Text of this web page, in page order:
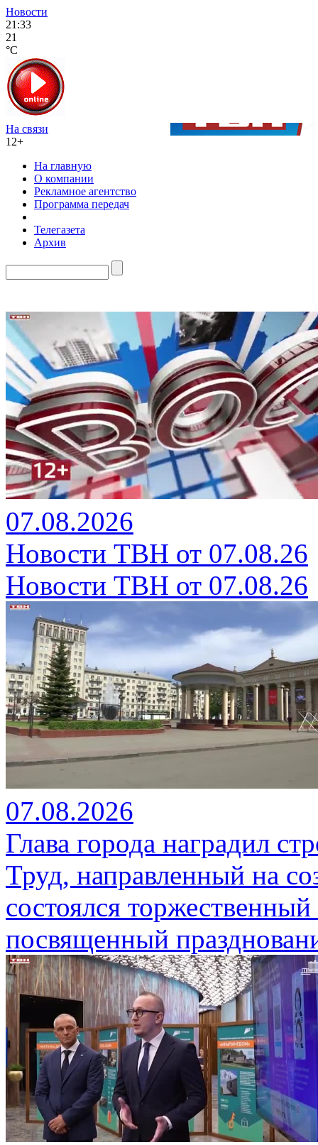
Новости
21:33
21
°C
На связи
12+
На главную
О компании
Рекламное агентство
Программа передач
Телегазета
Архив
07.08.2026
Новости ТВН от 07.08.26
Новости ТВН от 07.08.26
07.08.2026
Глава города наградил
Труд, направленный на
состоялся
посвященный